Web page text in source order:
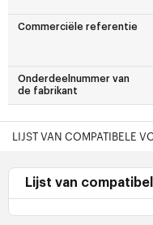
Commerciële referentie
Onderdeelnummer van
de fabrikant
LIJST VAN COMPATIBELE
Lijst van